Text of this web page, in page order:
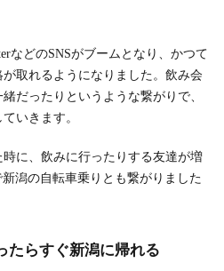
などのSNSがブームとなり、かつて
取れるようになりました。飲み会
だったりというような繋がりで、
いきます。
に、飲みに行ったりする友達が増
潟の自転車乗りとも繋がりました
たらすぐ新潟に帰れる